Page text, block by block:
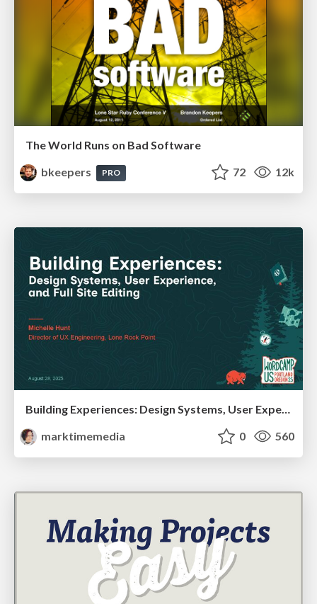
The World Runs on Bad Software
bkeepers
PRO 72 12k
Building Experiences: Design Systems, User Experience, and Full Site Editing
marktimemedia
0 560